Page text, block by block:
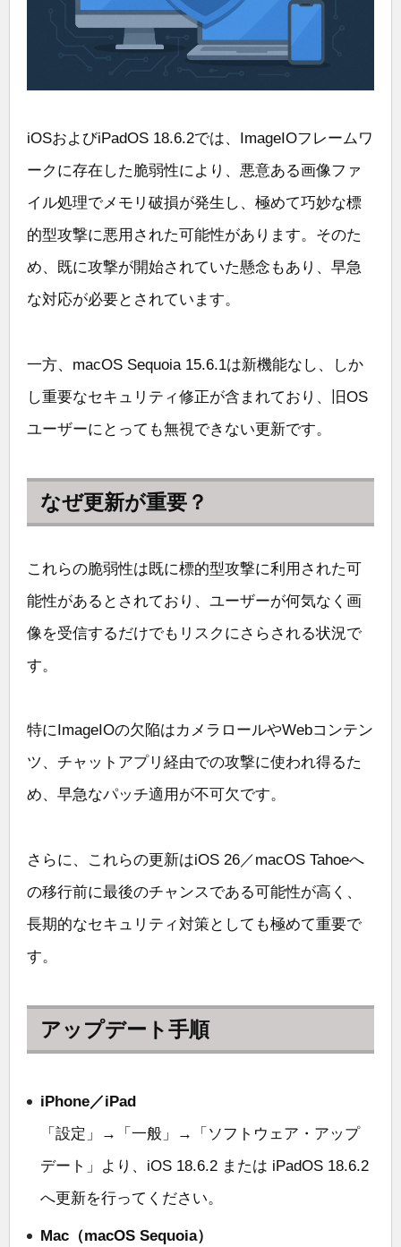
iOSおよびiPadOS 18.6.2では、ImageIOフレームワ
ークに存在した脆弱性により、悪意ある画像ファ
イル処理でメモリ破損が発生し、極めて巧妙な標
的型攻撃に悪用された可能性があります。そのた
め、既に攻撃が開始されていた懸念もあり、早急
な対応が必要とされています。
一方、macOS Sequoia 15.6.1は新機能なし、しか
し重要なセキュリティ修正が含まれており、旧OS
ユーザーにとっても無視できない更新です。
なぜ更新が重要？
これらの脆弱性は既に標的型攻撃に利用された可
能性があるとされており、ユーザーが何気なく画
像を受信するだけでもリスクにさらされる状況で
す。
特にImageIOの欠陥はカメラロールやWebコンテン
ツ、チャットアプリ経由での攻撃に使われ得るた
め、早急なパッチ適用が不可欠です。
さらに、これらの更新はiOS 26／macOS Tahoeへ
の移行前に最後のチャンスである可能性が高く、
長期的なセキュリティ対策としても極めて重要で
す。
アップデート手順
iPhone／iPad
「設定」→「一般」→「ソフトウェア・アップ
デート」より、iOS 18.6.2 または iPadOS 18.6.2
へ更新を行ってください。
Mac（macOS Sequoia）